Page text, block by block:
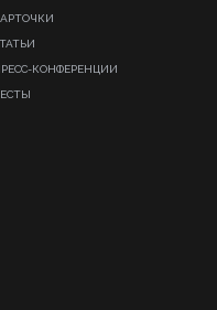
КОНФЕРЕНЦИИ